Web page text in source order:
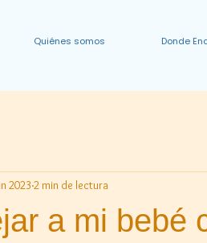
Quiénes somos Donde
a mi bebé
2023 2 min de lectura